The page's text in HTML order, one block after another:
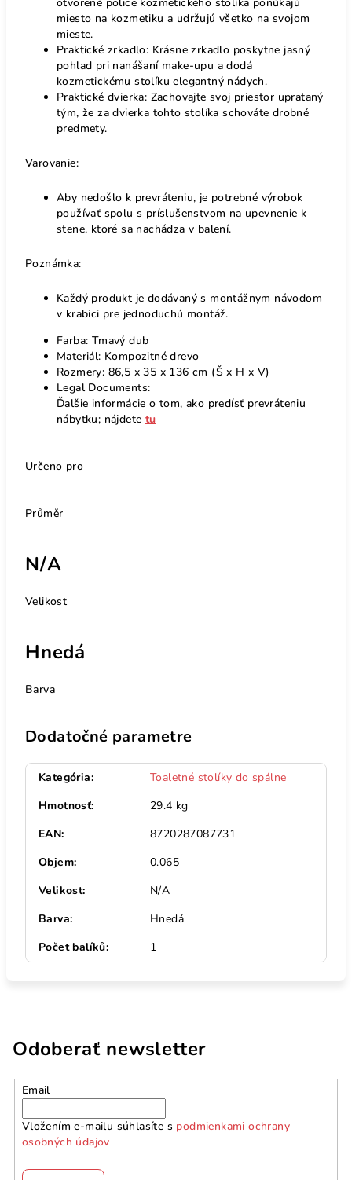
miesto na kozmetiku a udržujú všetko na svojom
mieste.
Praktické zrkadlo: Krásne zrkadlo poskytne jasný
pohľad pri nanášaní make-upu a dodá
kozmetickému stolíku elegantný nádych.
Praktické dvierka: Zachovajte svoj priestor uprataný
tým, že za dvierka tohto stolíka schováte drobné
predmety.
Varovanie:
Aby nedošlo k prevráteniu, je potrebné výrobok
používať spolu s príslušenstvom na upevnenie k
stene, ktoré sa nachádza v balení.
Poznámka:
Každý produkt je dodávaný s montážnym návodom
v krabici pre jednoduchú montáž.
Farba: Tmavý dub
Materiál: Kompozitné drevo
Rozmery: 86,5 x 35 x 136 cm (Š x H x V)
Legal Documents:
Ďalšie informácie o tom, ako predísť prevráteniu
nábytku; nájdete tu
Určeno pro
Průměr
N/A
Velikost
Hnedá
Barva
Dodatočné parametre
Kategória:
Toaletné stolíky do spálne
Hmotnosť:
29.4 kg
EAN:
8720287087731
Objem:
0.065
Velikost:
N/A
Barva:
Hnedá
Počet balíků: 1
Odoberať newsletter
Email
Vložením e-mailu súhlasíte s podmienkami ochrany
osobných údajov